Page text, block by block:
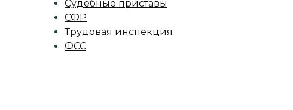
Судебные приставы
СФР
Трудовая инспекция
ФСС